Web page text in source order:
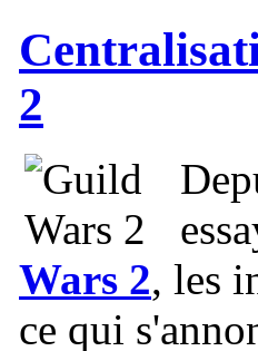
2
Wars 2, les
ce qui